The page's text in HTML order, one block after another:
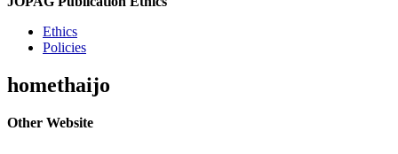
Ethics
Policies
homethaijo
Other Website